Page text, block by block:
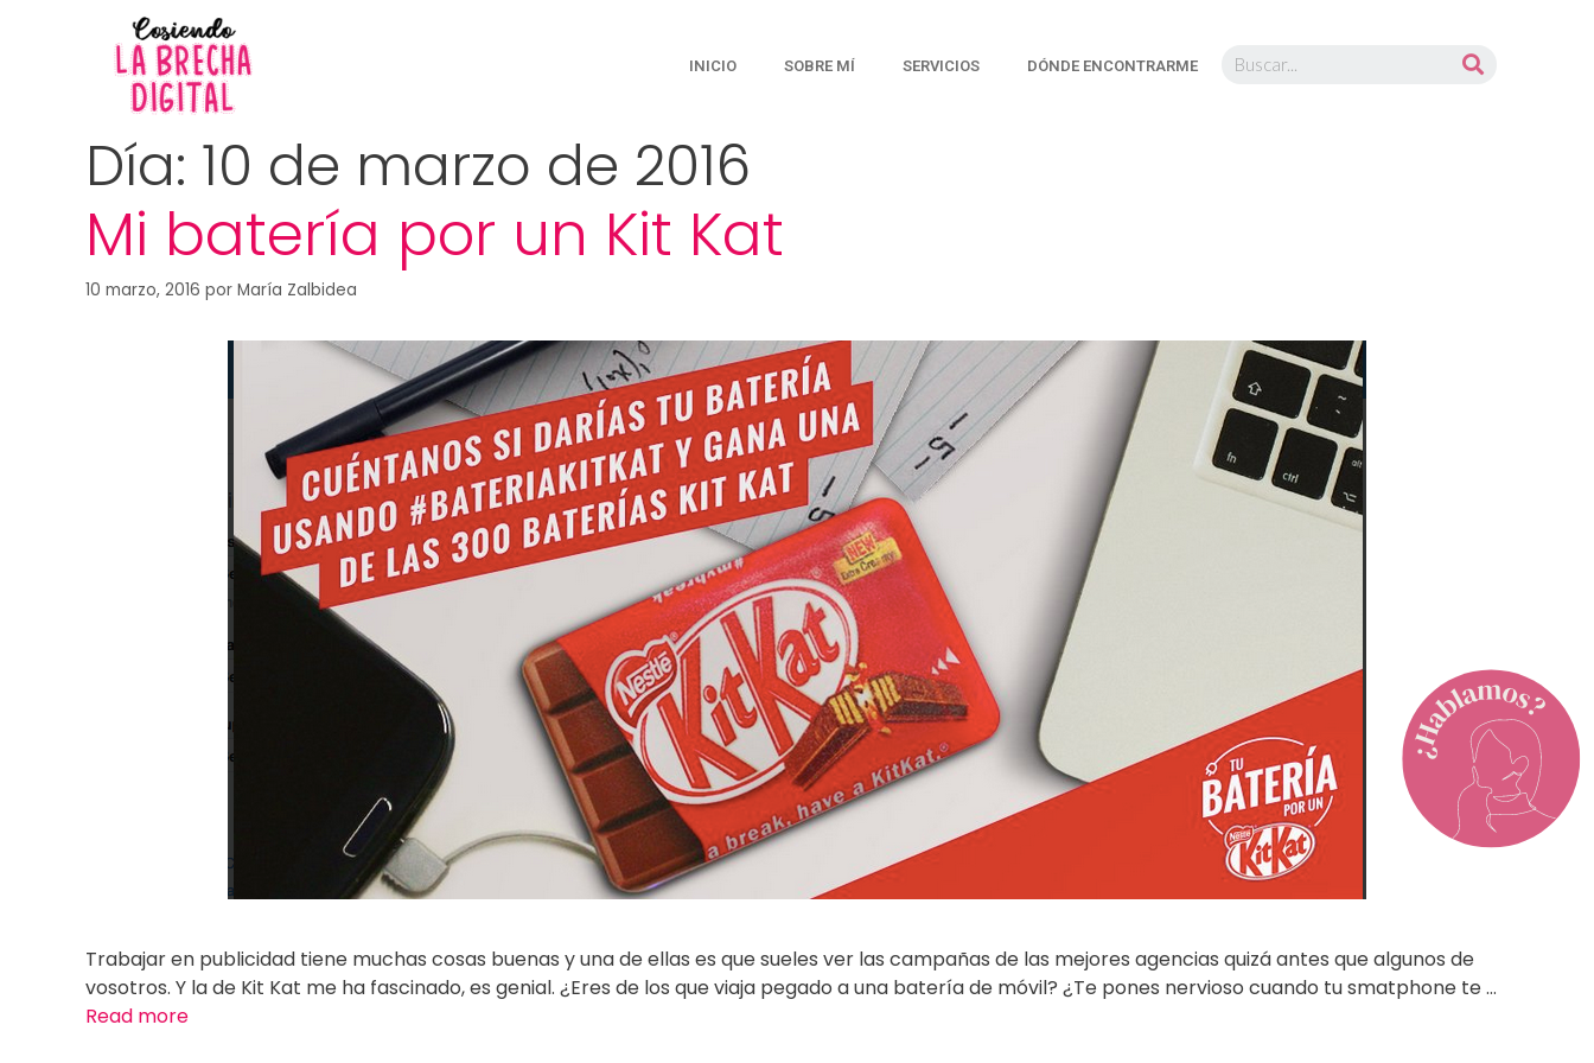
INICIO SOBRE MÍ SERVICIOS DÓNDE ENCONTRARME
Día: 10 de marzo de 2016
Mi batería por un Kit Kat
10 marzo, 2016 por María Zalbidea
Trabajar en publicidad tiene muchas cosas buenas y una de ellas es que sueles ver las campañas de las mejores agencias quizá antes que algunos de
vosotros. Y la de Kit Kat me ha fascinado, es genial. ¿Eres de los que viaja pegado a una batería de móvil? ¿Te pones nervioso cuando tu smatphone te …
Read more